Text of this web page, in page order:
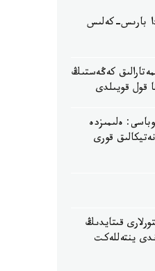
بارىس-كەلىس
كەڭەستىڭ
قول قويىلدى
ەلىمىزدە
قورى
قىتايدىڭ
ينتەللەكت